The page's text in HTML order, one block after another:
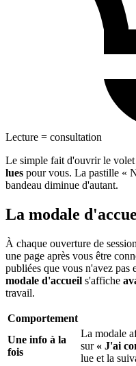
Lecture = consultation
Le simple fait d'ouvrir le
lues pour vous. La pastille «
bandeau diminue d'autant.
La modale
À chaque ouverture de
une page après vous être
publiées que vous n'avez pas
modale d'accueil s'affiche
travail.
Comportement
Une info à la
fois
La modale
sur « J'ai
lue et la